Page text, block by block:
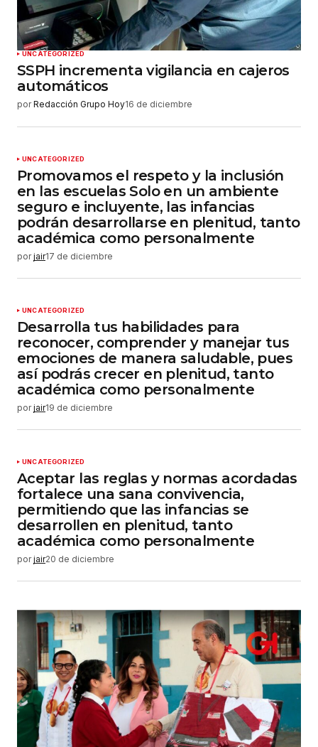
UNCATEGORIZED
SSPH incrementa vigilancia en cajeros
automáticos
por Redacción Grupo Hoy16 de diciembre
UNCATEGORIZED
Promovamos el respeto y la inclusión
en las escuelas Solo en un ambiente
seguro e incluyente, las infancias
podrán desarrollarse en plenitud, tanto
académica como personalmente
por jair17 de diciembre
UNCATEGORIZED
Desarrolla tus habilidades para
reconocer, comprender y manejar tus
emociones de manera saludable, pues
así podrás crecer en plenitud, tanto
académica como personalmente
por jair19 de diciembre
UNCATEGORIZED
Aceptar las reglas y normas acordadas
fortalece una sana convivencia,
permitiendo que las infancias se
desarrollen en plenitud, tanto
académica como personalmente
por jair20 de diciembre